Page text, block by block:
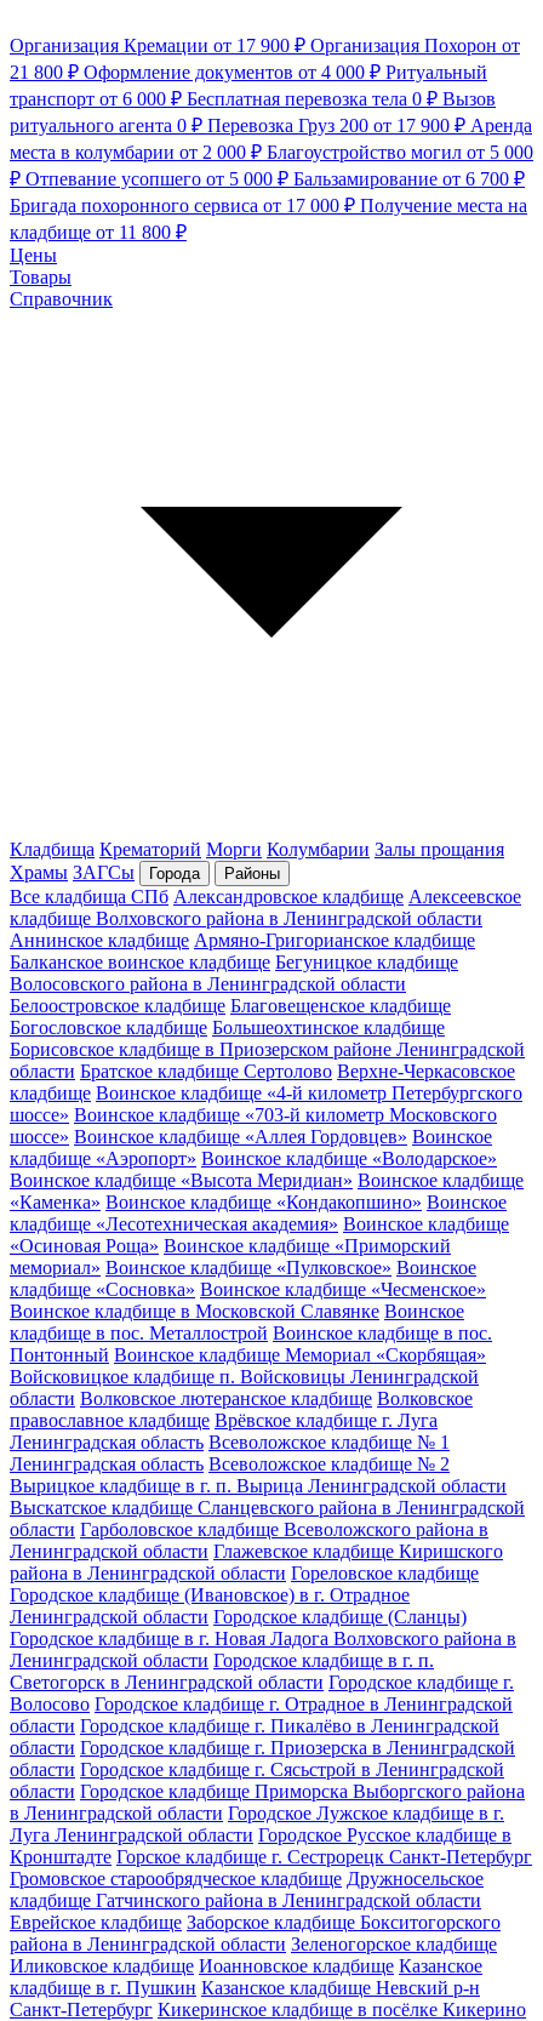
Организация Кремации от 17 900 ₽ Организация Похорон от
21 800 ₽ Оформление документов от 4 000 ₽ Ритуальный
транспорт от 6 000 ₽ Бесплатная перевозка тела 0 ₽ Вызов
ритуального агента 0 ₽ Перевозка Груз 200 от 17 900 ₽ Аренда
места в колумбарии от 2 000 ₽ Благоустройство могил от 5 000
₽ Отпевание усопшего от 5 000 ₽ Бальзамирование от 6 700 ₽
Бригада похоронного сервиса от 17 000 ₽ Получение места на
кладбище от 11 800 ₽
Цены
Товары
Справочник
Кладбища Крематорий Морги Колумбарии Залы прощания
Храмы ЗАГСы Города Районы
Все кладбища СПб Александровское кладбище Алексеевское
кладбище Волховского района в Ленинградской области
Аннинское кладбище Армяно-Григорианское кладбище
Балканское воинское кладбище Бегуницкое кладбище
Волосовского района в Ленинградской области
Белоостровское кладбище Благовещенское кладбище
Богословское кладбище Большеохтинское кладбище
Борисовское кладбище в Приозерском районе Ленинградской
области Братское кладбище Сертолово Верхне-Черкасовское
кладбище Воинское кладбище «4-й километр Петербургского
шоссе» Воинское кладбище «703-й километр Московского
шоссе» Воинское кладбище «Аллея Гордовцев» Воинское
кладбище «Аэропорт» Воинское кладбище «Володарское»
Воинское кладбище «Высота Меридиан» Воинское кладбище
«Каменка» Воинское кладбище «Кондакопшино» Воинское
кладбище «Лесотехническая академия» Воинское кладбище
«Осиновая Роща» Воинское кладбище «Приморский
мемориал» Воинское кладбище «Пулковское» Воинское
кладбище «Сосновка» Воинское кладбище «Чесменское»
Воинское кладбище в Московской Славянке Воинское
кладбище в пос. Металлострой Воинское кладбище в пос.
Понтонный Воинское кладбище Мемориал «Скорбящая»
Войсковицкое кладбище п. Войсковицы Ленинградской
области Волковское лютеранское кладбище Волковское
православное кладбище Врёвское кладбище г. Луга
Ленинградская область Всеволожское кладбище № 1
Ленинградская область Всеволожское кладбище № 2
Вырицкое кладбище в г. п. Вырица Ленинградской области
Выскатское кладбище Сланцевского района в Ленинградской
области Гарболовское кладбище Всеволожского района в
Ленинградской области Глажевское кладбище Киришского
района в Ленинградской области Гореловское кладбище
Городское кладбище (Ивановское) в г. Отрадное
Ленинградской области Городское кладбище (Сланцы)
Городское кладбище в г. Новая Ладога Волховского района в
Ленинградской области Городское кладбище в г. п.
Светогорск в Ленинградской области Городское кладбище г.
Волосово Городское кладбище г. Отрадное в Ленинградской
области Городское кладбище г. Пикалёво в Ленинградской
области Городское кладбище г. Приозерска в Ленинградской
области Городское кладбище г. Сясьстрой в Ленинградской
области Городское кладбище Приморска Выборгского района
в Ленинградской области Городское Лужское кладбище в г.
Луга Ленинградской области Городское Русское кладбище в
Кронштадте Горское кладбище г. Сестрорецк Санкт-Петербург
Громовское старообрядческое кладбище Дружносельское
кладбище Гатчинского района в Ленинградской области
Еврейское кладбище Заборское кладбище Бокситогорского
района в Ленинградской области Зеленогорское кладбище
Иликовское кладбище Иоанновское кладбище Казанское
кладбище в г. Пушкин Казанское кладбище Невский р-н
Санкт-Петербург Кикеринское кладбище в посёлке Кикерино